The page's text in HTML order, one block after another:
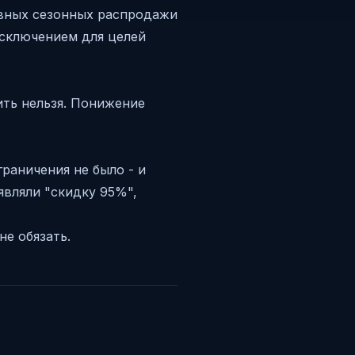
сезонных распродажи
для целей
нельзя. Понижение
не было - и
"скидку 95%",
обязать.